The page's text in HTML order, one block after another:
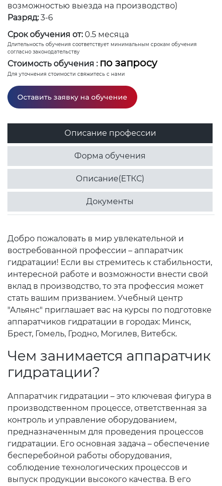
возможностью выезда на производство)
Разряд: 3-6
Срок обучения от: 0.5 месяца
Длительность обучения соответствует минимальным срокам обучения
согласно законодательству
Стоимость обучения : по запросу
Для уточнения стоимости свяжитесь с нами
Оставить заявку на обучение
Описание профессии
Форма обучения
Описание(ЕТКС)
Документы
Добро пожаловать в мир увлекательной и
востребованной профессии – аппаратчик
гидратации! Если вы стремитесь к стабильности,
интересной работе и возможности внести свой
вклад в производство, то эта профессия может
стать вашим призванием. Учебный центр
"Альянс" приглашает вас на курсы по подготовке
аппаратчиков гидратации в городах: Минск,
Брест, Гомель, Гродно, Могилев, Витебск.
Чем занимается аппаратчик
гидратации?
Аппаратчик гидратации – это ключевая фигура в
производственном процессе, ответственная за
контроль и управление оборудованием,
предназначенным для проведения процессов
гидратации. Его основная задача – обеспечение
бесперебойной работы оборудования,
соблюдение технологических процессов и
выпуск продукции высокого качества. В его